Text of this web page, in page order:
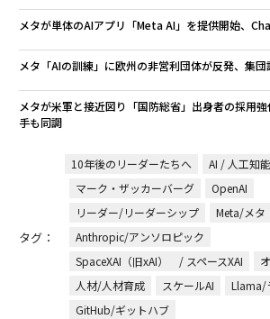
メタが単体のAIアプリ「Meta AI」を提供開始、
メタ「AIの訓練」に欧州の非営利団体が反発、集団
メタが米軍と接近図り「国防総省」出身者の採用
手も同調
タグ：
10年後のリーダーたちへ AI / 人工知能
マーク・ザッカーバーグ
OpenAI
リーダー/リーダーシップ
Meta/メタ
Anthropic/アンソロピック
SpaceXAI（旧xAI） / スペースXAI
人材/人材育成
スケールAI
Llama/
GitHub/ギットハブ